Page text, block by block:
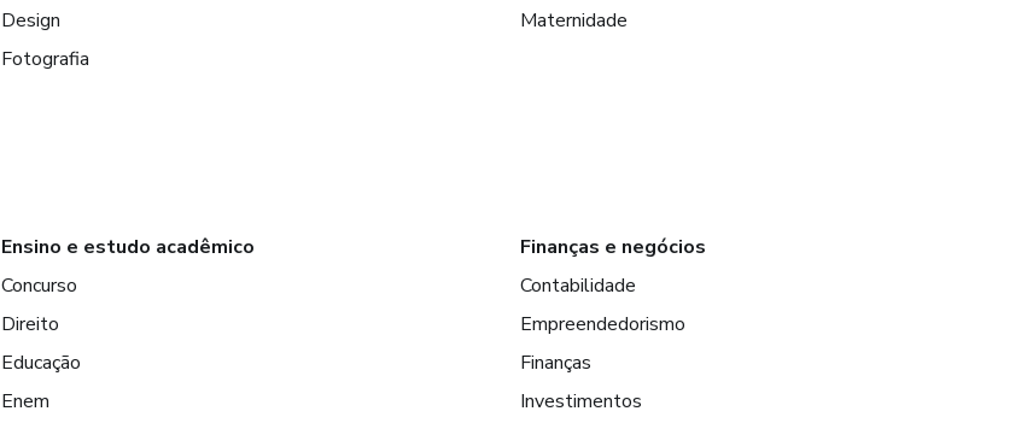
Design
Fotografia
Maternidade
Ensino e estudo acadêmico
Concurso
Direito
Educação
Enem
Finanças e negócios
Contabilidade
Empreendedorismo
Finanças
Investimentos